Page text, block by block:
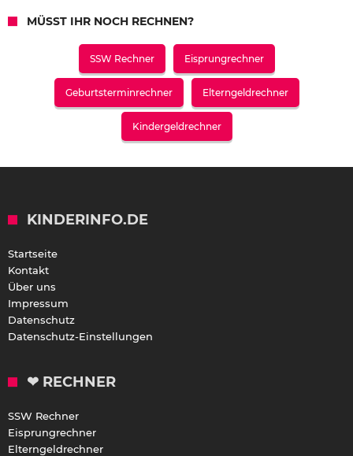
MÜSST IHR NOCH RECHNEN?
SSW Rechner Eisprungrechner
Geburtsterminrechner Elterngeldrechner
Kindergeldrechner
KINDERINFO.DE
Startseite
Kontakt
Über uns
Impressum
Datenschutz
Datenschutz-Einstellungen
❤ RECHNER
SSW Rechner
Eisprungrechner
Elterngeldrechner